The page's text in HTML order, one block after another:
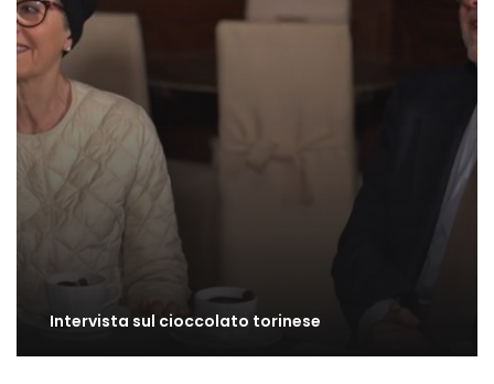
Intervista sul cioccolato torinese